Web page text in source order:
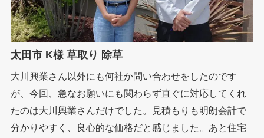
太田市 K様 草取り 除草
大川興業さん以外にも何社か問い合わせをしたのです
が、今回、急なお願いにも関わらず直ぐに対応してくれ
たのは大川興業さんだけでした。見積もりも明朗会計で
分かりやすく、良心的な価格だと感じました。あと住宅